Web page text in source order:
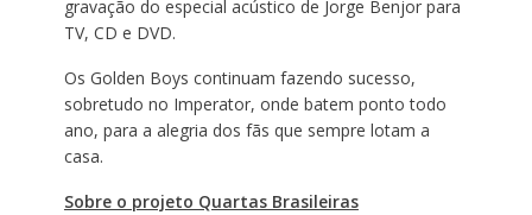
gravação do especial acústico de Jorge Benjor para
TV, CD e DVD.
Os Golden Boys continuam fazendo sucesso,
sobretudo no Imperator, onde batem ponto todo
ano, para a alegria dos fãs que sempre lotam a
casa.
Sobre o projeto Quartas Brasileiras